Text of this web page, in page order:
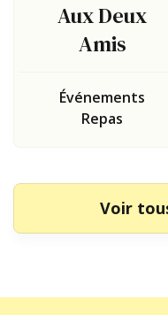
Aux Deux
Amis
Événements
Repas
Voir